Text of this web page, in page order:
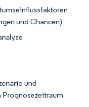
und Chancen)
und
Prognosezeitraum